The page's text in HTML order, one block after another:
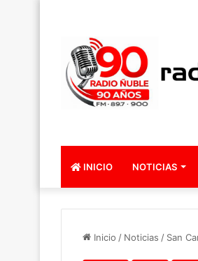
INICIO NOTICIAS
Inicio / Noticias / San